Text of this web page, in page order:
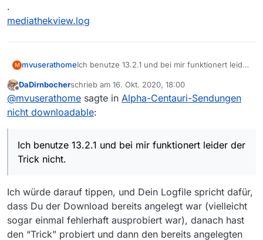
.
mediathekview.log
M mvuserathomeIch benutze 13.2.1 und bei mir funktionert leider
Ich habe es mit
mp4,mp3,m4v,flv,m4a,fv=1
und
.
DaDirnbocherschrieb am 16. Okt. 2020, 18:00
zuletzt editiert von
@mvuserathome sagte in Alpha-Centauri-Sendungen
nicht downloadable:
Ich benutze 13.2.1 und bei mir funktionert leider der
Trick nicht.
Ich würde darauf tippen, und Dein Logfile spricht dafür,
dass Du der Download bereits angelegt war (vielleicht
sogar einmal fehlerhaft ausprobiert war), danach hast
den “Trick” probiert und dann den bereits angelegten